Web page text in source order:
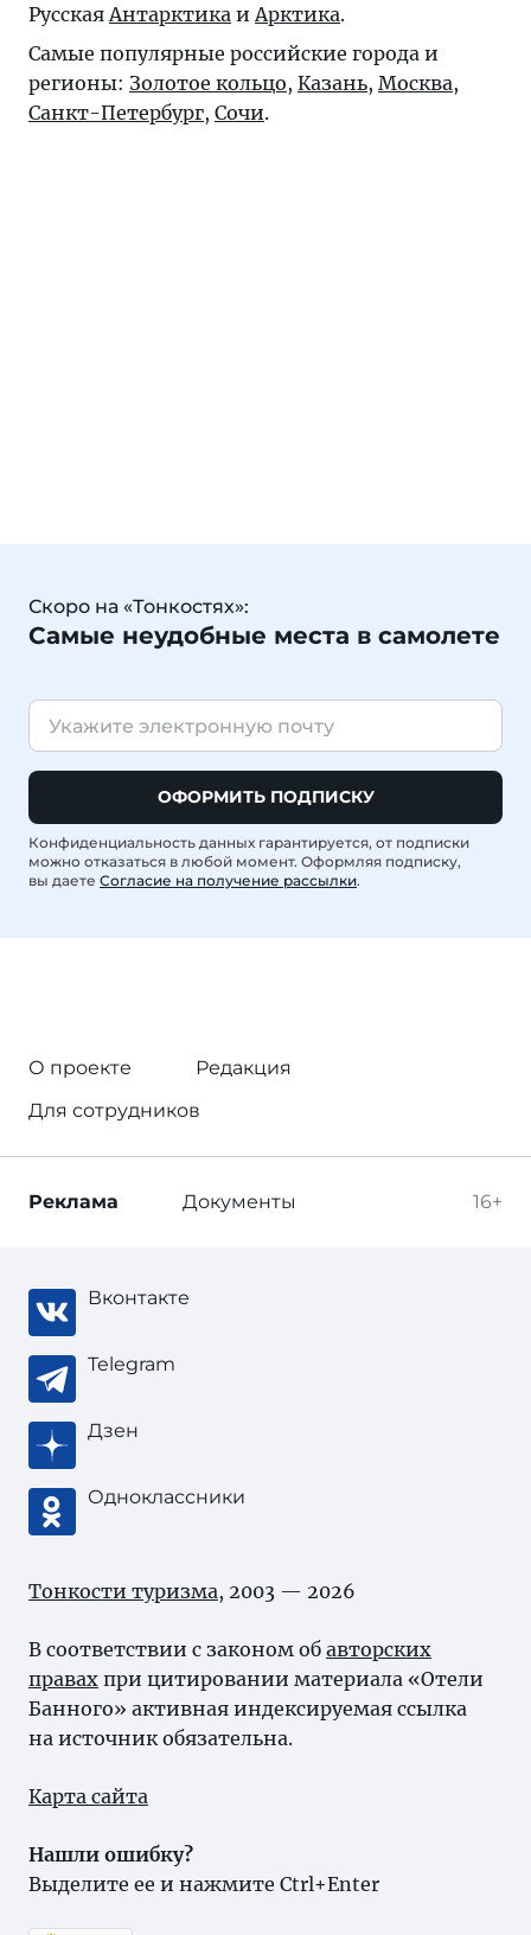
РусскаяАнтарктика иАрктика.
Самые популярные российские города и
регионы: Золотое кольцо, Казань, Москва,
Санкт-Петербург, Сочи.
Скоро на «Тонкостях»:
Самые неудобные места в самолете
ОФОРМИТЬ ПОДПИСКУ
Конфиденциальность данных гарантируется, от подписки
можно отказаться в любой момент. Оформляя подписку,
вы даете Согласие на получение рассылки.
О проекте
Редакция
Для сотрудников
16+
Реклама Документы
Вконтакте
Telegram
Дзен
Одноклассники
Тонкости туризма, 2003 — 2026
В соответствии с законом об авторских
правах при цитировании материала «Отели
Банного» активная индексируемая ссылка
на источник обязательна.
Карта сайта
Нашли ошибку?
Выделите ее и нажмите Ctrl+Enter